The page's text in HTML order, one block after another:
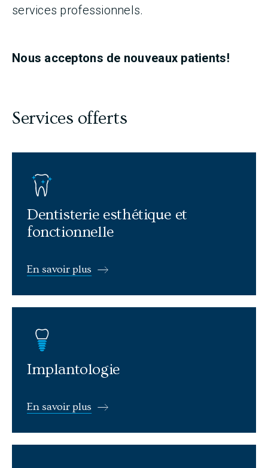
services professionnels.
Nous acceptons de nouveaux patients!
Services offerts
Dentisterie esthétique et
fonctionnelle
En savoir plus
Implantologie
En savoir plus